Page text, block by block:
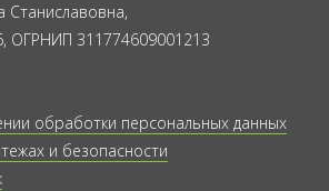
Станиславовна,
ОГРНИП 311774609001213
обработки персональных данных
и безопасности